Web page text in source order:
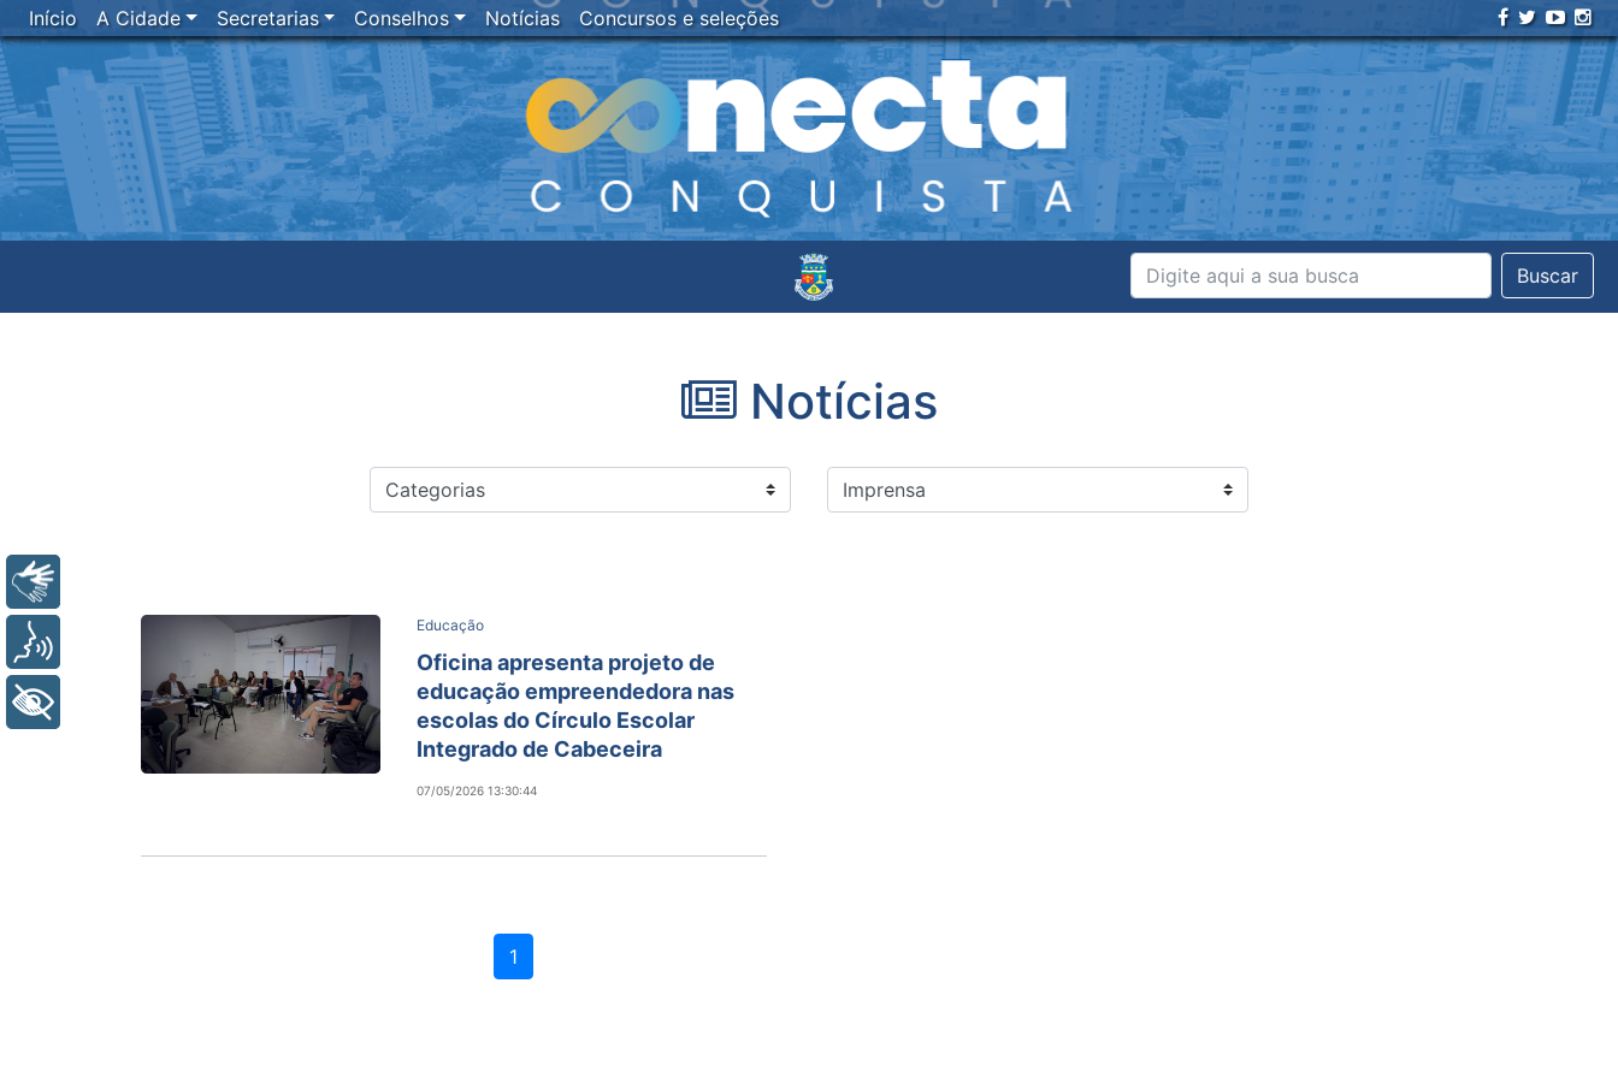
Início A Cidade Secretarias Conselhos Notícias Concursos e seleções
Buscar
Notícias
Educação
Oficina apresenta projeto de
educação empreendedora nas
escolas do Círculo Escolar
Integrado de Cabeceira
07/05/2026 13:30:44
1
+ Acessibilidade